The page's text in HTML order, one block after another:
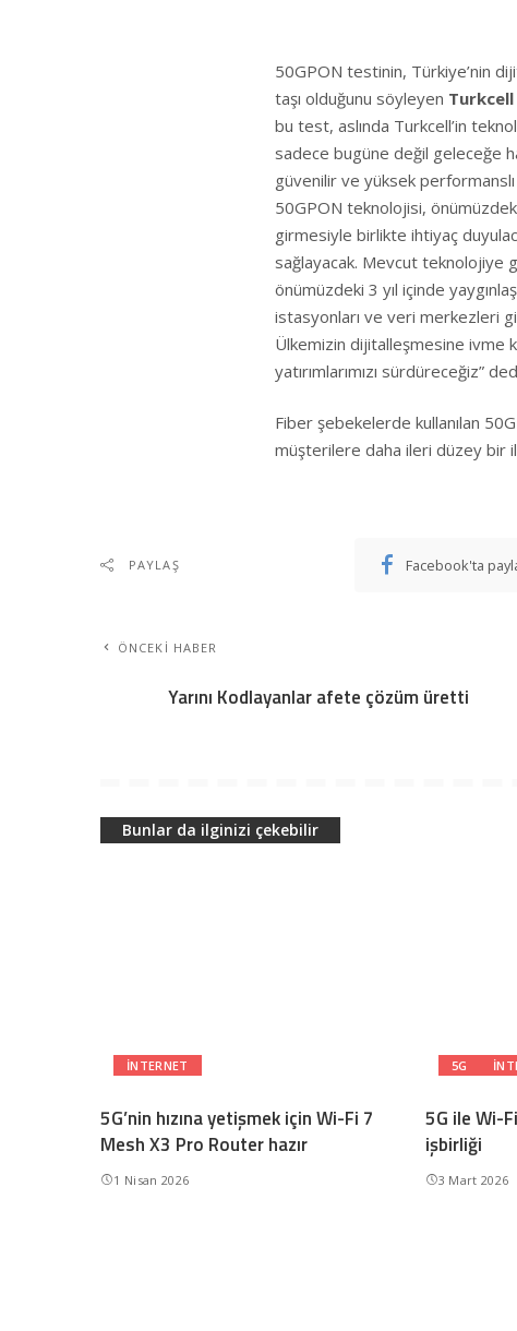
50GPON testinin, Türkiye’nin
taşı olduğunu söyleyen Turkcell
bu test, aslında Turkcell’in
sadece bugüne değil geleceğe
güvenilir ve yüksek
50GPON teknolojisi,
girmesiyle birlikte ihtiyaç
sağlayacak. Mevcut teknolojiye
önümüzdeki 3 yıl içinde
istasyonları ve veri merkezleri
Ülkemizin dijitalleşmesine ivme
yatırımlarımızı sürdüreceğiz”
Fiber şebekelerde kullanılan
müşterilere daha ileri düzey bir
PAYLAŞ Facebook'ta
ÖNCEKI HABER
Yarını Kodlayanlar afete çözüm üretti
Bunlar da ilginizi çekebilir
INTERNET
5G’nin hızına yetişmek için Wi-Fi 7
Mesh X3 Pro Router hazır
1 Nisan 2026
5G
5G ile Wi-
işbirliği
3 Mart 2026